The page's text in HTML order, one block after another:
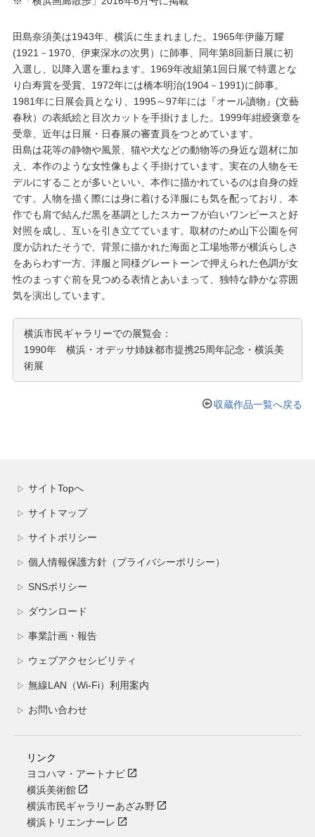
田島奈須美は1943年、横浜に生まれました。1965年伊藤万耀
(1921－1970、伊東深水の次男）に師事、同年第8回新日展に初
入選し、以降入選を重ねます。1969年改組第1回日展で特選とな
り白寿賞を受賞、1972年には橋本明治(1904－1991)に師事。
1981年に日展会員となり、1995～97年には『オール讀物』(文藝
春秋）の表紙絵と目次カットを手掛けました。1999年紺綬褒章を
受章、近年は日展・日春展の審査員をつとめています。
田島は花等の静物や風景、猫や犬などの動物等の身近な題材に加
え、本作のような女性像もよく手掛けています。実在の人物をモ
デルにすることが多いといい、本作に描かれているのは自身の姪
です。人物を描く際には身に着ける洋服にも気を配っており、本
作でも肩で結んだ黒を基調としたスカーフが白いワンピースと好
対照を成し、互いを引き立てています。取材のため山下公園を何
度か訪れたそうで、背景に描かれた海面と工場地帯が横浜らしさ
をあらわす一方、洋服と同様グレートーンで押えられた色調が女
性のまっすぐ前を見つめる表情とあいまって、独特な静かな雰囲
気を演出しています。
横浜市民ギャラリーでの展覧会：
1990年 横浜・オデッサ姉妹都市提携25周年記念・横浜美
術展
収蔵作品一覧へ戻る
▷ サイトTopへ
▷ サイトマップ
▷ サイトポリシー
▷ 個人情報保護方針（プライバシーポリシー）
▷ SNSポリシー
▷ ダウンロード
▷ 事業計画・報告
▷ ウェブアクセシビリティ
▷ 無線LAN（Wi-Fi）利用案内
▷ お問い合わせ
リンク
ヨコハマ・アートナビ
横浜美術館
横浜市民ギャラリーあざみ野
横浜トリエンナーレ